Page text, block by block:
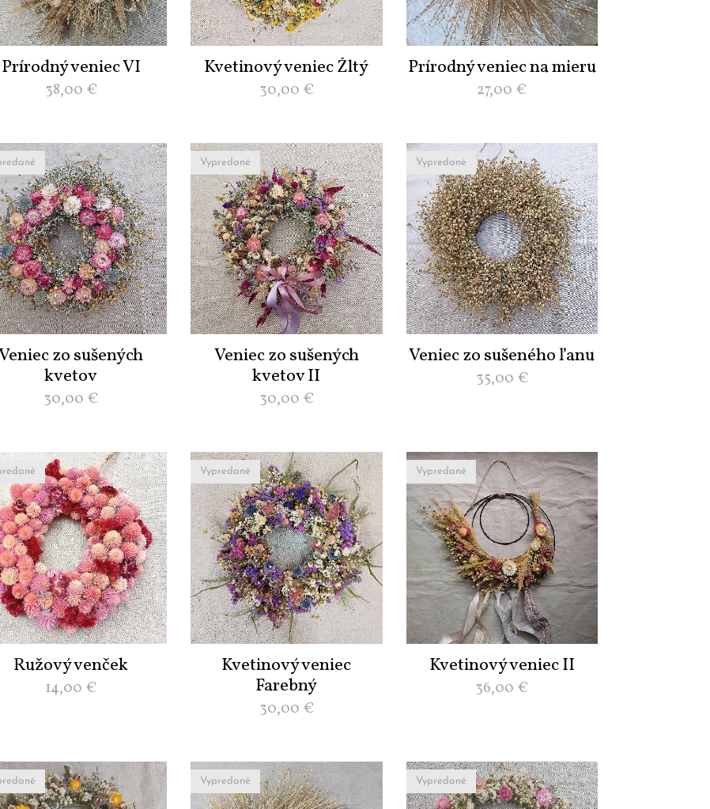
Prírodný veniec VI
38,00 €
Kvetinový veniec Žltý
30,00 €
Prírodný veniec na mieru
27,00 €
zo sušených
kvetov
30,00 €
Veniec zo sušených
kvetov II
Vypredané
30,00 €
Veniec zo sušeného ľanu
Vypredané
35,00 €
Ružový venček
14,00 €
Kvetinový veniec
Farebný
Vypredané
30,00 €
Kvetinový veniec II
Vypredané
36,00 €
Vypredané Vypredané